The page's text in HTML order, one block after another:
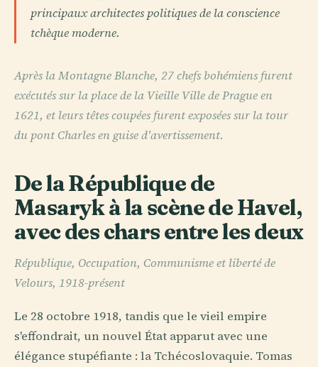
principaux architectes politiques de la conscience
tchèque moderne.
Après la Montagne Blanche, 27 chefs bohémiens furent
exécutés sur la place de la Vieille Ville de Prague en
1621, et leurs têtes coupées furent exposées sur la tour
du pont Charles en guise d'avertissement.
De la République de
Masaryk à la scène de Havel,
avec des chars entre les deux
République, Occupation, Communisme et liberté de
Velours, 1918-présent
Le 28 octobre 1918, tandis que le vieil empire
s'effondrait, un nouvel État apparut avec une
élégance stupéfiante : la Tchécoslovaquie. Tomas